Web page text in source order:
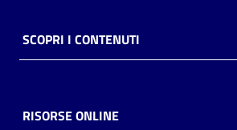
Archivio
Decentrate
SCOPRI I CONTENUTI
RISORSE ONLINE